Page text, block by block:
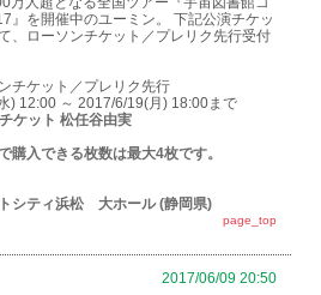
』を開催中のユーミン。 下記公演チケッ
、ローソンチケット／プレリク先行受付
チケット／プレリク先行
) 12:00 ～ 2017/6/19(月) 18:00まで
ケット 松任谷由実
購入できる枚数は最大4枚です。
シティ浜松 大ホール (静岡県)
page_top
2017/06/09 20:50